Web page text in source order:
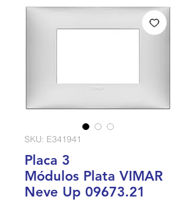
SKU: E341941
Placa 3
Módulos Plata VIMAR
Neve Up 09673.21